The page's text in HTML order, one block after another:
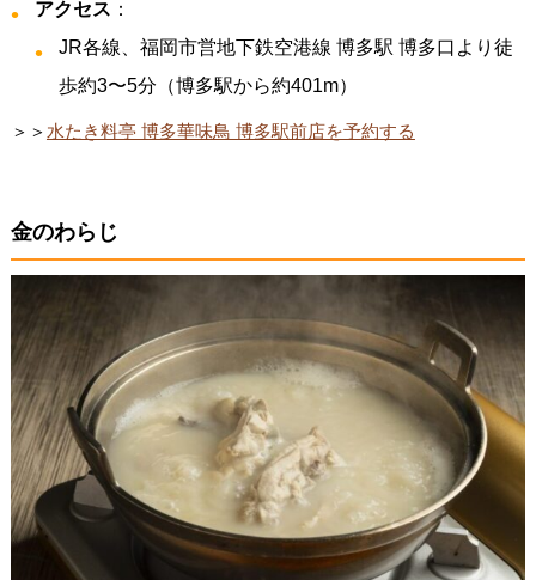
アクセス ：
JR各線、福岡市営地下鉄空港線 博多駅 博多口より徒
歩約3〜5分（博多駅から約401m）
＞＞ 水たき料亭 博多華味鳥 博多駅前店を予約する
金のわらじ